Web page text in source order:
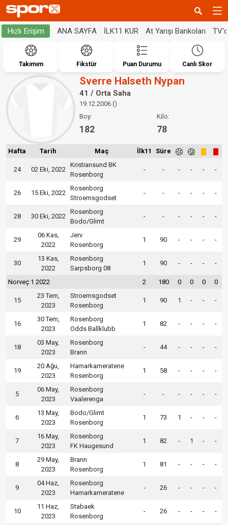
Hızlı Erişim ANA SAYFA İLK11 KUR At Yarışı Bankoları
Takımım Fikstür Puan Durumu Canlı Skor
Sverre Halseth Nypan
41 / Orta Saha
19.12.2006 ()
Boy:
182
Kilo:
78
Hafta Tarih Maç İlk11 Süre
24 02 Eki, 2022
Kristiansund BK
Rosenborg
- - - - - -
26 15 Eki, 2022
Rosenborg
Stroemsgodset
- - - - - -
28 30 Eki, 2022
Rosenborg
Bodo/Glimt
- - - - - -
29
06 Kas,
2022
Jerv
Rosenborg
1 90 - - - -
30
13 Kas,
2022
Rosenborg
Sarpsborg 08
1 90 - - - -
Norveç 1 2022 2 180 0 0 0 0
15
23 Tem,
2023
Stroemsgodset
Rosenborg
1 90 1 - - -
16
30 Tem,
2023
Rosenborg
Odds Ballklubb
1 82 - - - -
18
03 May,
2023
Rosenborg
Brann
- 44 - - - -
19
20 Ağu,
2023
Hamarkameratene
Rosenborg
1 58 - - - -
5
06 May,
2023
Rosenborg
Vaalerenga
- - - - - -
6
13 May,
2023
Bodo/Glimt
Rosenborg
1 73 1 - - -
7
16 May,
2023
Rosenborg
FK Haugesund
1 82 - 1 - -
8
29 May,
2023
Brann
Rosenborg
1 81 - - - -
9
04 Haz,
2023
Rosenborg
Hamarkameratene
- 26 - - - -
10
11 Haz,
2023
Stabaek
Rosenborg
- 26 - - - -